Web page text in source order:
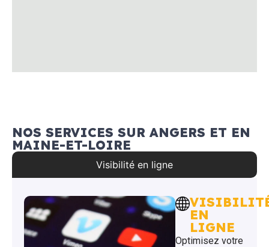
NOS SERVICES SUR ANGERS ET EN
MAINE-ET-LOIRE
Visibilité en ligne
EN
LIGNE
Optimisez votre